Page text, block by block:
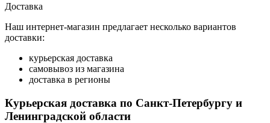
Доставка
Наш интернет-магазин предлагает несколько вариантов
доставки:
курьерская доставка
самовывоз из магазина
доставка в регионы
Курьерская доставка по Санкт-Петербургу и
Ленинградской области